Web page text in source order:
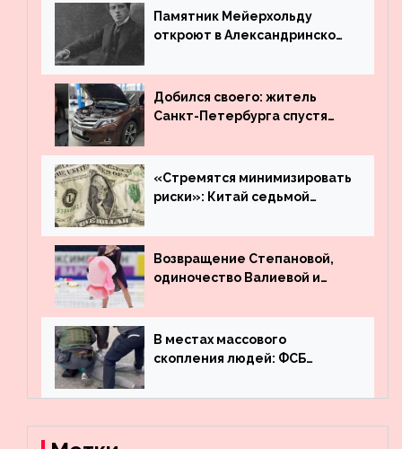
Памятник Мейерхольду
откроют в Александринском
Добился своего: житель
Санкт-Петербурга спустя
угнанную в Казахстан
машину
«Стремятся минимизировать
риски»: Китай седьмой
деньги из американского
госдолга
Возвращение Степановой,
одиночество Валиевой и
что обсуждают в мире
фигурного катания
В местах массового
скопления людей: ФСБ
террористов, планировавших